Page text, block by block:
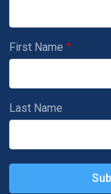
First Name
Last Name